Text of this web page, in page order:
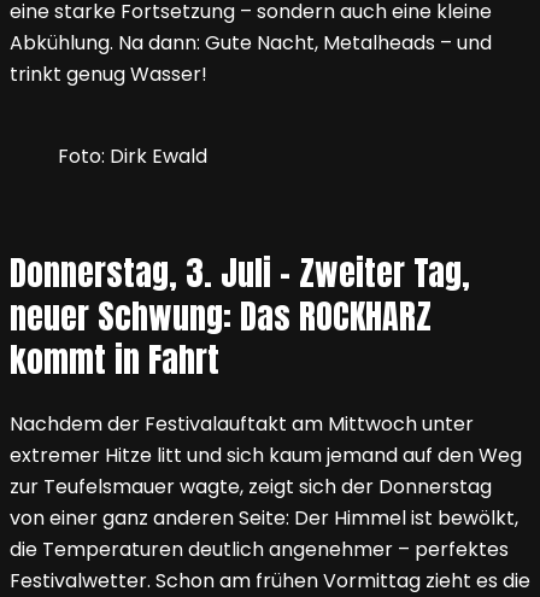
eine starke Fortsetzung – sondern auch eine kleine
Abkühlung. Na dann: Gute Nacht, Metalheads – und
trinkt genug Wasser!
Foto: Dirk Ewald
Donnerstag, 3. Juli – Zweiter Tag,
neuer Schwung: Das ROCKHARZ
kommt in Fahrt
Nachdem der Festivalauftakt am Mittwoch unter
extremer Hitze litt und sich kaum jemand auf den Weg
zur Teufelsmauer wagte, zeigt sich der Donnerstag
von einer ganz anderen Seite: Der Himmel ist bewölkt,
die Temperaturen deutlich angenehmer – perfektes
Festivalwetter. Schon am frühen Vormittag zieht es die